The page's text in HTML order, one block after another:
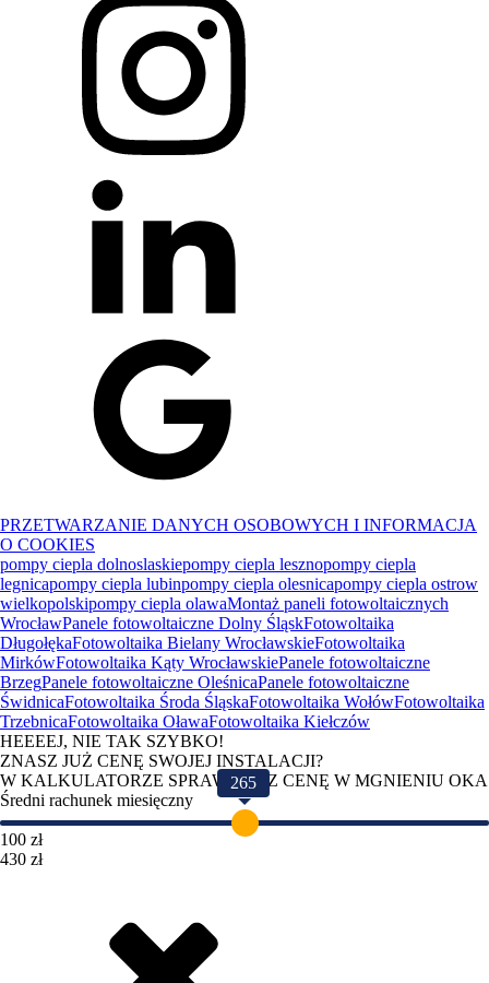
PRZETWARZANIE DANYCH OSOBOWYCH I INFORMACJA
O COOKIES
pompy ciepla dolnoslaskiepompy ciepla lesznopompy ciepla
legnicapompy ciepla lubinpompy ciepla olesnicapompy ciepla ostrow
wielkopolskipompy ciepla olawaMontaż paneli fotowoltaicznych
WrocławPanele fotowoltaiczne Dolny ŚląskFotowoltaika
DługołękaFotowoltaika Bielany WrocławskieFotowoltaika
MirkówFotowoltaika Kąty WrocławskiePanele fotowoltaiczne
BrzegPanele fotowoltaiczne OleśnicaPanele fotowoltaiczne
ŚwidnicaFotowoltaika Środa ŚląskaFotowoltaika WołówFotowoltaika
TrzebnicaFotowoltaika OławaFotowoltaika Kiełczów
HEEEEJ, NIE TAK SZYBKO!
ZNASZ JUŻ CENĘ SWOJEJ INSTALACJI?
W KALKULATORZE SPRAWDZISZ CENĘ W MGNIENIU OKA
Średni rachunek miesięczny
265
100 zł
430 zł